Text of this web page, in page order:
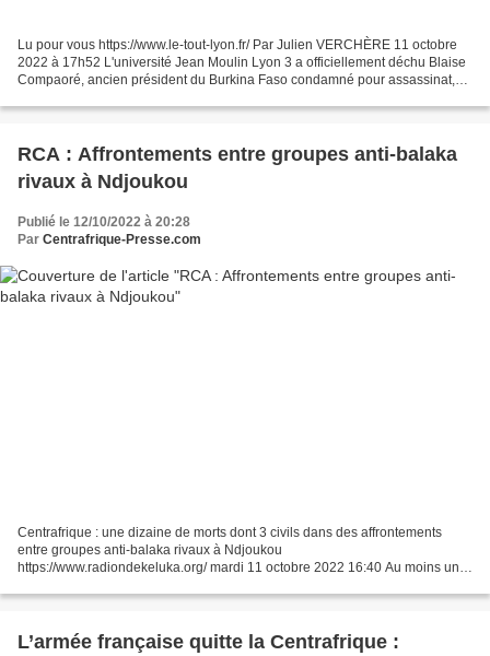
Lu pour vous https://www.le-tout-lyon.fr/ Par Julien VERCHÈRE 11 octobre
2022 à 17h52 L'université Jean Moulin Lyon 3 a officiellement déchu Blaise
Compaoré, ancien président du Burkina Faso condamné pour assassinat,
RCA : Affrontements entre groupes anti-balaka
rivaux à Ndjoukou
Publié le 12/10/2022 à 20:28
Par Centrafrique-Presse.com
Centrafrique : une dizaine de morts dont 3 civils dans des affrontements
entre groupes anti-balaka rivaux à Ndjoukou
https://www.radiondekeluka.org/ mardi 11 octobre 2022 16:40 Au moins une
L’armée française quitte la Centrafrique :